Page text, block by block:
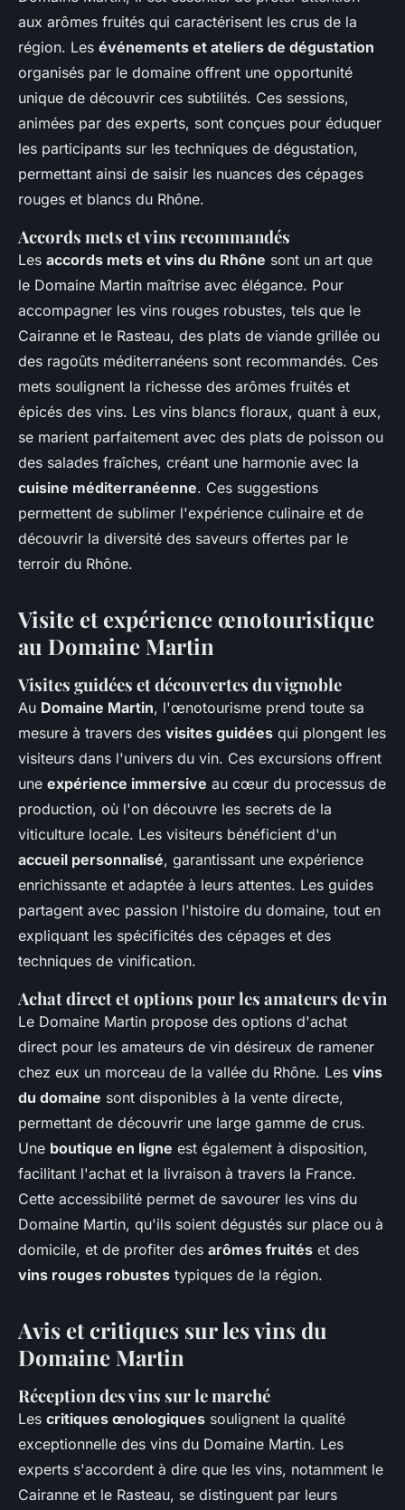
aux arômes fruités qui caractérisent les crus de la
région. Les événements et ateliers de dégustation
organisés par le domaine offrent une opportunité
unique de découvrir ces subtilités. Ces sessions,
animées par des experts, sont conçues pour éduquer
les participants sur les techniques de dégustation,
permettant ainsi de saisir les nuances des cépages
rouges et blancs du Rhône.
Accords mets et vins recommandés
Les accords mets et vins du Rhône sont un art que
le Domaine Martin maîtrise avec élégance. Pour
accompagner les vins rouges robustes, tels que le
Cairanne et le Rasteau, des plats de viande grillée ou
des ragoûts méditerranéens sont recommandés. Ces
mets soulignent la richesse des arômes fruités et
épicés des vins. Les vins blancs floraux, quant à eux,
se marient parfaitement avec des plats de poisson ou
des salades fraîches, créant une harmonie avec la
cuisine méditerranéenne. Ces suggestions
permettent de sublimer l'expérience culinaire et de
découvrir la diversité des saveurs offertes par le
terroir du Rhône.
Visite et expérience œnotouristique
au Domaine Martin
Visites guidées et découvertes du vignoble
Au Domaine Martin, l'œnotourisme prend toute sa
mesure à travers des visites guidées qui plongent les
visiteurs dans l'univers du vin. Ces excursions offrent
une expérience immersive au cœur du processus de
production, où l'on découvre les secrets de la
viticulture locale. Les visiteurs bénéficient d'un
accueil personnalisé, garantissant une expérience
enrichissante et adaptée à leurs attentes. Les guides
partagent avec passion l'histoire du domaine, tout en
expliquant les spécificités des cépages et des
techniques de vinification.
Achat direct et options pour les amateurs de vin
Le Domaine Martin propose des options d'achat
direct pour les amateurs de vin désireux de ramener
chez eux un morceau de la vallée du Rhône. Les vins
du domaine sont disponibles à la vente directe,
permettant de découvrir une large gamme de crus.
Une boutique en ligne est également à disposition,
facilitant l'achat et la livraison à travers la France.
Cette accessibilité permet de savourer les vins du
Domaine Martin, qu'ils soient dégustés sur place ou à
domicile, et de profiter des arômes fruités et des
vins rouges robustes typiques de la région.
Avis et critiques sur les vins du
Domaine Martin
Réception des vins sur le marché
Les critiques œnologiques soulignent la qualité
exceptionnelle des vins du Domaine Martin. Les
experts s'accordent à dire que les vins, notamment le
Cairanne et le Rasteau, se distinguent par leurs